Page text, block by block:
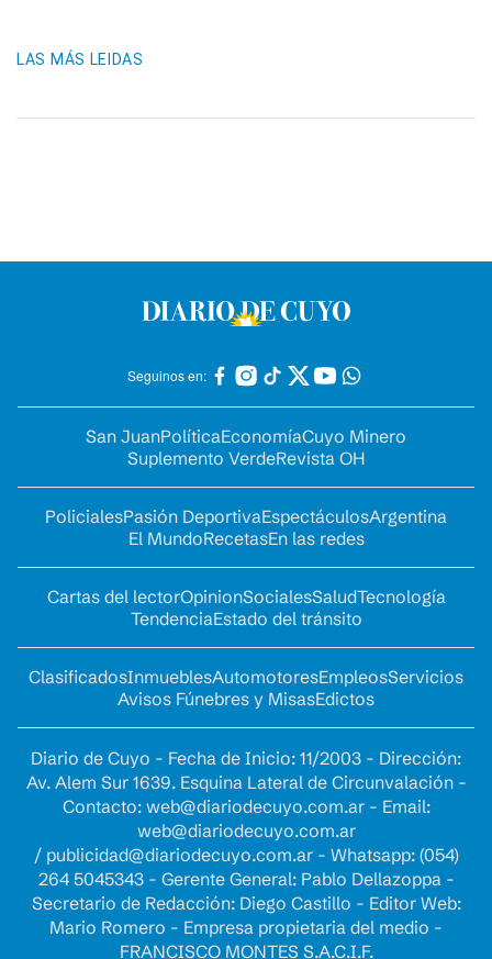
LAS MÁS LEIDAS
Seguinos en:
San JuanPolíticaEconomíaCuyo Minero
Suplemento VerdeRevista OH
PolicialesPasión DeportivaEspectáculosArgentina
El MundoRecetasEn las redes
Cartas del lectorOpinionSocialesSaludTecnología
TendenciaEstado del tránsito
ClasificadosInmueblesAutomotoresEmpleosServicios
Avisos Fúnebres y MisasEdictos
Diario de Cuyo - Fecha de Inicio: 11/2003 - Dirección:
Av. Alem Sur 1639. Esquina Lateral de Circunvalación -
Contacto: web@diariodecuyo.com.ar- Email:
web@diariodecuyo.com.ar
/ publicidad@diariodecuyo.com.ar- Whatsapp: (054)
264 5045343 - Gerente General: Pablo Dellazoppa -
Secretario de Redacción: Diego Castillo - Editor Web:
Mario Romero - Empresa propietaria del medio -
FRANCISCO MONTES S.A.C.I.F.